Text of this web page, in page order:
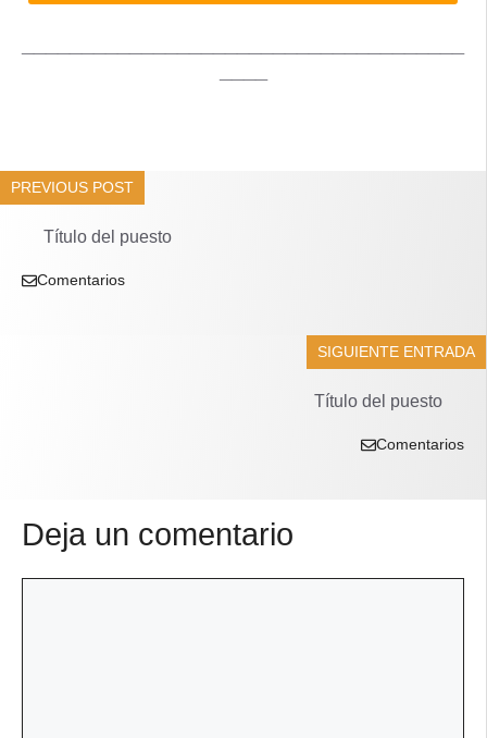
PREVIOUS POST
Título del puesto
Comentarios
SIGUIENTE ENTRADA
Título del puesto
Comentarios
Deja un comentario